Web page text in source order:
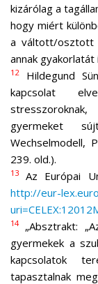
kizárólag a
hogy miért
a váltott/osztott
annak gyakorlatát
12Hildegund
kapcsolat
gyermeket
Wechselmodell,
239. old.).
13
Az Európai
http://eur-
14„Absztrakt:
gyermekek a
kapcsolatok
tapasztalnak